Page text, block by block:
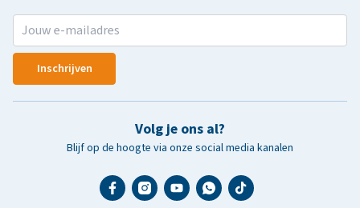
Inschrijven
Volg je ons al?
Blijf op de hoogte via onze social media kanalen